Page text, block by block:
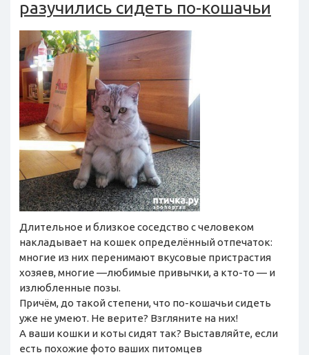
разучились сидеть по-кошачьи
Длительное и близкое соседство с человеком
накладывает на кошек определённый отпечаток:
многие из них перенимают вкусовые пристрастия
хозяев, многие —любимые привычки, а кто-то — и
излюбленные позы.
Причём, до такой степени, что по-кошачьи сидеть
уже не умеют. Не верите? Взгляните на них!
А ваши кошки и коты сидят так? Выставляйте, если
есть похожие фото ваших питомцев